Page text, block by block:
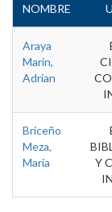
NOMBRE
Araya
Marin,
Adrian
Briceño
Meza,
Maria
Y